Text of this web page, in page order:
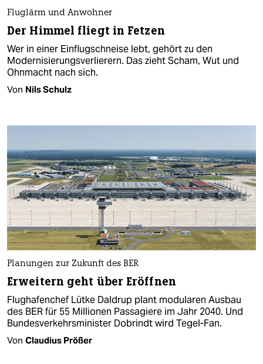
Fluglärm und Anwohner
Der Himmel fliegt in Fetzen
Wer in einer Einflugschneise lebt, gehört zu den
Modernisierungsverlierern. Das zieht Scham, Wut und
Ohnmacht nach sich.
Von Nils Schulz
Planungen zur Zukunft des BER
Erweitern geht über Eröffnen
Flughafenchef Lütke Daldrup plant modularen Ausbau
des BER für 55 Millionen Passagiere im Jahr 2040. Und
Bundesverkehrsminister Dobrindt wird Tegel-Fan.
Von Claudius Prößer